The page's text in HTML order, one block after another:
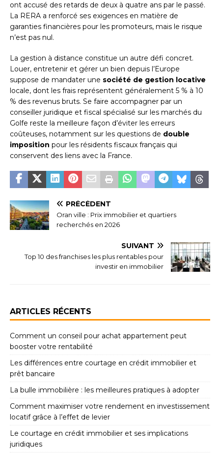
ont accusé des retards de deux à quatre ans par le passé.
La RERA a renforcé ses exigences en matière de
garanties financières pour les promoteurs, mais le risque
n’est pas nul.
La gestion à distance constitue un autre défi concret.
Louer, entretenir et gérer un bien depuis l’Europe
suppose de mandater une société de gestion locative
locale, dont les frais représentent généralement 5 % à 10
% des revenus bruts. Se faire accompagner par un
conseiller juridique et fiscal spécialisé sur les marchés du
Golfe reste la meilleure façon d’éviter les erreurs
coûteuses, notamment sur les questions de double
imposition pour les résidents fiscaux français qui
conservent des liens avec la France.
PRÉCÉDENT
Oran ville : Prix immobilier et quartiers
recherchés en 2026
SUIVANT
Top 10 des franchises les plus rentables pour
investir en immobilier
ARTICLES RÉCENTS
Comment un conseil pour achat appartement peut
booster votre rentabilité
Les différences entre courtage en crédit immobilier et
prêt bancaire
La bulle immobilière : les meilleures pratiques à adopter
Comment maximiser votre rendement en investissement
locatif grâce à l’effet de levier
Le courtage en crédit immobilier et ses implications
juridiques